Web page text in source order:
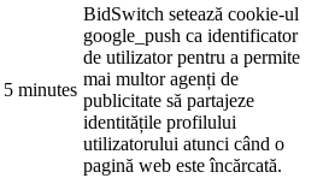
5 minutes
BidSwitch setează cookie-ul
google_push ca identificator
de utilizator pentru a permite
mai multor agenți de
publicitate să partajeze
identitățile profilului
utilizatorului atunci când o
pagină web este încărcată.